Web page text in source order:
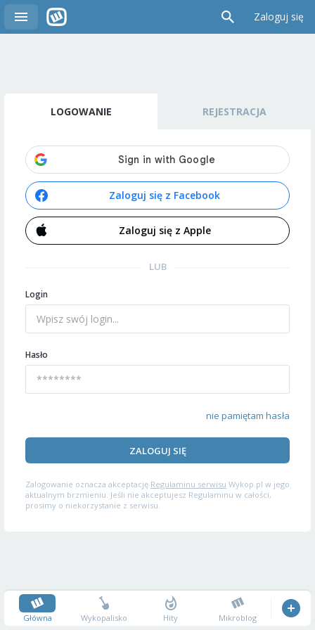
Zaloguj się
LOGOWANIE REJESTRACJA
Zaloguj się z Facebook
Zaloguj się z Apple
LUB
Login
Hasło
nie pamiętam hasła
ZALOGUJ SIĘ
Zalogowanie oznacza akceptację Regulaminu serwisu Wykop.pl w jego
aktualnym brzmieniu. Jeśli nie akceptujesz Regulaminu w całości,
prosimy o niekorzystanie z serwisu.
Główna Wykopalisko Hity Mikroblog